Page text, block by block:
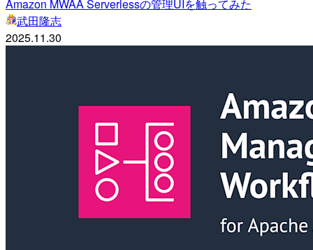
Amazon MWAA Serverlessの管理UIを触ってみた
武田隆志
2025.11.30